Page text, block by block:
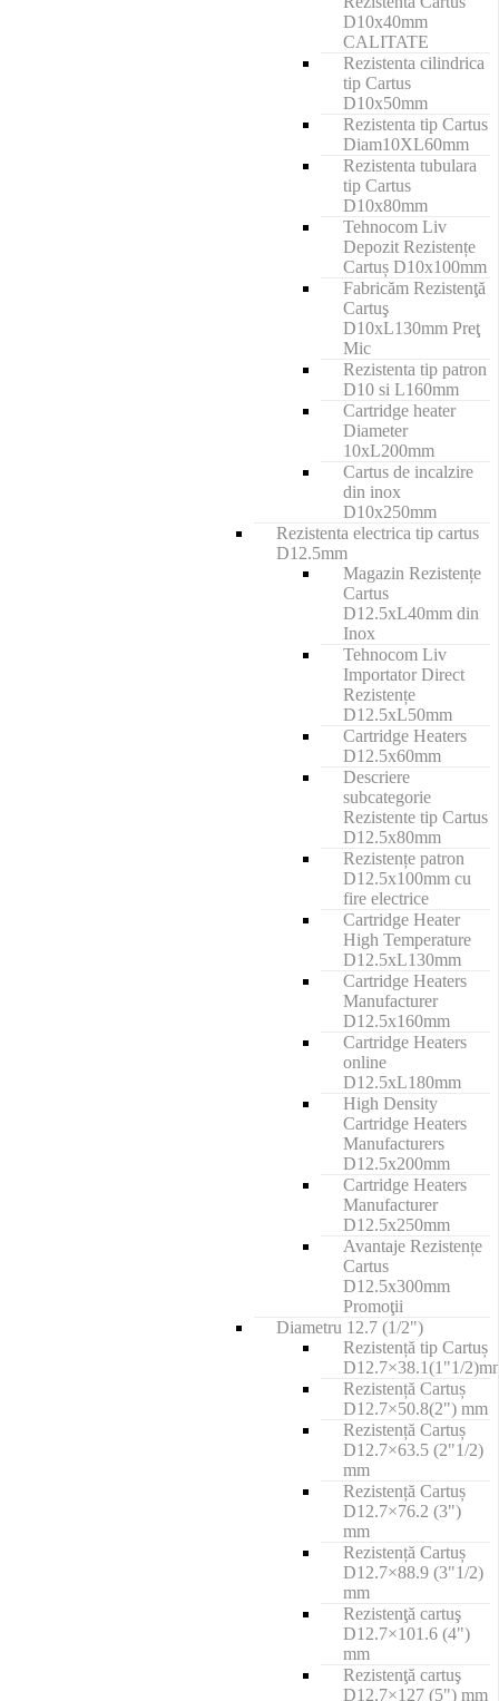
D10x40mm
CALITATE
Rezistenta cilindrica
tip Cartus
D10x50mm
Rezistenta tip Cartus
Diam10XL60mm
Rezistenta tubulara
tip Cartus
D10x80mm
Tehnocom Liv
Depozit Rezistențe
Cartuș D10x100mm
Fabricăm Rezistenţă
Cartuş
D10xL130mm Preţ
Mic
Rezistenta tip patron
D10 si L160mm
Cartridge heater
Diameter
10xL200mm
Cartus de incalzire
din inox
D10x250mm
Rezistenta electrica tip cartus
D12.5mm
Magazin Rezistențe
Cartus
D12.5xL40mm din
Inox
Tehnocom Liv
Importator Direct
Rezistențe
D12.5xL50mm
Cartridge Heaters
D12.5x60mm
Descriere
subcategorie
Rezistente tip Cartus
D12.5x80mm
Rezistențe patron
D12.5x100mm cu
fire electrice
Cartridge Heater
High Temperature
D12.5xL130mm
Cartridge Heaters
Manufacturer
D12.5x160mm
Cartridge Heaters
online
D12.5xL180mm
High Density
Cartridge Heaters
Manufacturers
D12.5x200mm
Cartridge Heaters
Manufacturer
D12.5x250mm
Avantaje Rezistențe
Cartus
D12.5x300mm
Promoţii
Diametru 12.7 (1/2")
Rezistență tip Cartuș
D12.7×38.1(1"1/
Rezistență Cartuș
D12.7×50.8(2") mm
Rezistență Cartuș
D12.7×63.5 (2"1/2)
mm
Rezistență Cartuș
D12.7×76.2 (3")
mm
Rezistență Cartuș
D12.7×88.9 (3"1/2)
mm
Rezistenţă cartuş
D12.7×101.6 (4")
mm
Rezistenţă cartuş
D12.7×127 (5") mm